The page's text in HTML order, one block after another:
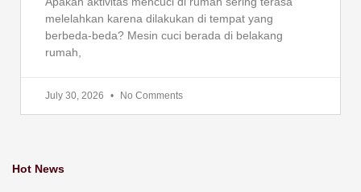
melelahkan karena dilakukan di tempat yang
berbeda-beda? Mesin cuci berada di belakang
rumah,
July 30, 2026 No Comments
Hot News